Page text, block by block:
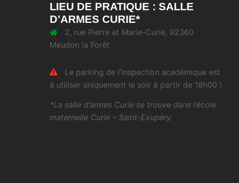
LIEU DE PRATIQUE : SALLE
D’ARMES CURIE*
2, rue Pierre et Marie-Curie, 92360
Meudon la Forêt
Le parking de l’inspection académique est
à utiliser uniquement le soir à partir de 18h00 !
*La salle d’armes Curie se trouve dans l’école
maternelle Curie – Saint-Exupéry.